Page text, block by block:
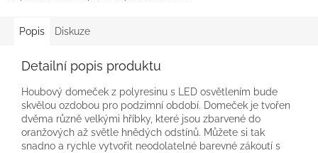
Popis Diskuze
Detailní popis produktu
Houbový domeček z polyresinu s LED osvětlením bude
skvělou ozdobou pro podzimní období. Domeček je tvořen
dvěma různě velkými hříbky, které jsou zbarvené do
oranžových až světle hnědých odstínů. Můžete si tak
snadno a rychle vytvořit neodolatelné barevné zákoutí s